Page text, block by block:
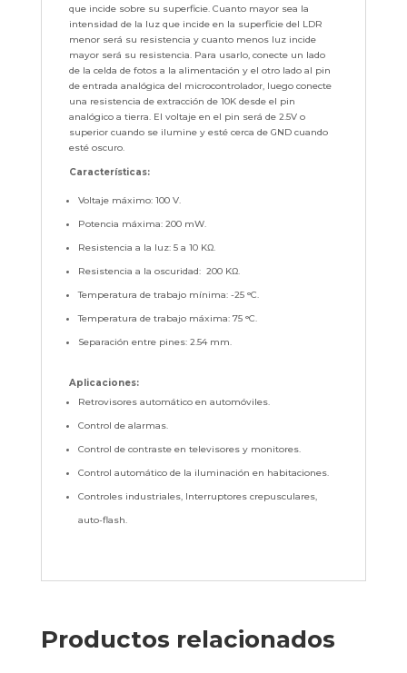
que incide sobre su superficie. Cuanto mayor sea la
intensidad de la luz que incide en la superficie del LDR
menor será su resistencia y cuanto menos luz incide
mayor será su resistencia. Para usarlo, conecte un lado
de la celda de fotos a la alimentación y el otro lado al pin
de entrada analógica del microcontrolador, luego conecte
una resistencia de extracción de 10K desde el pin
analógico a tierra. El voltaje en el pin será de 2.5V o
superior cuando se ilumine y esté cerca de GND cuando
esté oscuro.
Características:
Voltaje máximo: 100 V.
Potencia máxima: 200 mW.
Resistencia a la luz: 5 a 10 KΩ.
Resistencia a la oscuridad: 200 KΩ.
Temperatura de trabajo mínima: -25 °C.
Temperatura de trabajo máxima: 75 °C.
Separación entre pines: 2.54 mm.
Aplicaciones:
Retrovisores automático en automóviles.
Control de alarmas.
Control de contraste en televisores y monitores.
Control automático de la iluminación en habitaciones.
Controles industriales, Interruptores crepusculares,
auto-flash.
Productos relacionados